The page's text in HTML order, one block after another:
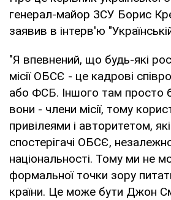
генерал-майор ЗСУ Борис
заявив в інтерв'ю
"Я впевнений, що будь-які
місії ОБСЄ - це кадрові
або ФСБ. Іншого там просто
вони - члени місії, тому
привілеями і авторитетом,
спостерігачі ОБСЄ,
національності. Тому ми не
формальної точки зору
країни. Це може бути Джон